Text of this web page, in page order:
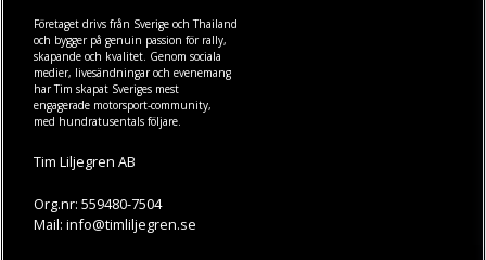
Företaget drivs från Sverige och Thailand
och bygger på genuin passion för rally,
skapande och kvalitet. Genom sociala
medier, livesändningar och evenemang
har Tim skapat Sveriges mest
engagerade motorsport-community,
med hundratusentals följare.
Tim Liljegren AB
Org.nr: 559480-7504
Mail: info@timliljegren.se